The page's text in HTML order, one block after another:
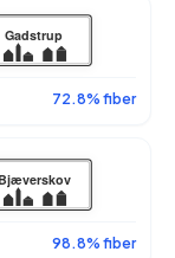
72.8% fiber
98.8% fiber